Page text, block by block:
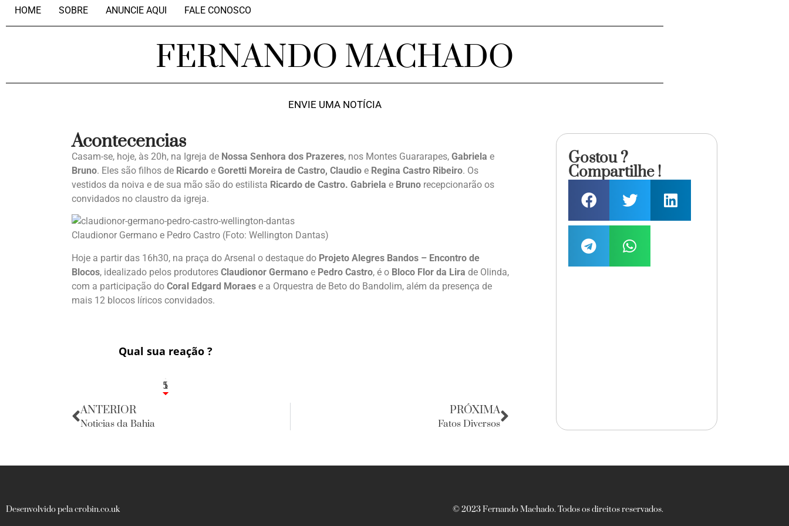
HOME SOBRE ANUNCIE AQUI FALE CONOSCO
FERNANDO MACHADO
ENVIE UMA NOTÍCIA
Acontecencias
Casam-se, hoje, às 20h, na Igreja de Nossa Senhora dos Prazeres, nos Montes Guararapes, Gabriela e
Bruno. Eles são filhos de Ricardo e Goretti Moreira de Castro, Claudio e Regina Castro Ribeiro. Os
vestidos da noiva e de sua mão são do estilista Ricardo de Castro. Gabriela e Bruno recepcionarão os
convidados no claustro da igreja.
Claudionor Germano e Pedro Castro (Foto: Wellington Dantas)
Hoje a partir das 16h30, na praça do Arsenal o destaque do Projeto Alegres Bandos – Encontro de
Blocos, idealizado pelos produtores Claudionor Germano e Pedro Castro, é o Bloco Flor da Lira de Olinda,
com a participação do Coral Edgard Moraes e a Orquestra de Beto do Bandolim, além da presença de
mais 12 blocos líricos convidados.
Qual sua reação ?
1
5
ANTERIOR
Noticias da Bahia
PRÓXIMA
Fatos Diversos
Gostou ?
Compartilhe !
Desenvolvido pela crobin.co.uk © 2023 Fernando Machado. Todos os direitos reservados.